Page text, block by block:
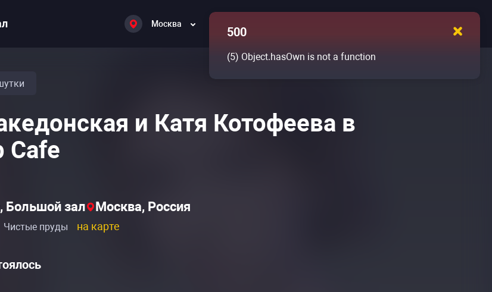
Москва
и Катя Котофеева в
Cafe
Большой зал Москва, Россия
Чистые пруды на карте
500
(5) Object.hasOwn is not a function